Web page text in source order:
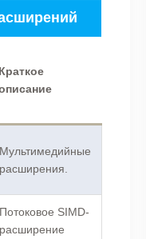
Краткое
Мультимедийные
расширения.
Потоковое SIMD-
расширение